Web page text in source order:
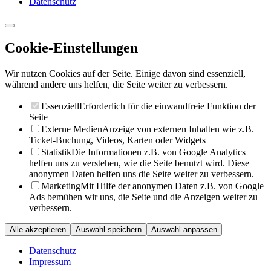
Cookie-Einstellungen
Wir nutzen Cookies auf der Seite. Einige davon sind essenziell,
während andere uns helfen, die Seite weiter zu verbessern.
EssenziellErforderlich für die einwandfreie Funktion der
Seite
Externe MedienAnzeige von externen Inhalten wie z.B.
Ticket-Buchung, Videos, Karten oder Widgets
StatistikDie Informationen z.B. von Google Analytics
helfen uns zu verstehen, wie die Seite benutzt wird. Diese
anonymen Daten helfen uns die Seite weiter zu verbessern.
MarketingMit Hilfe der anonymen Daten z.B. von Google
Ads bemühen wir uns, die Seite und die Anzeigen weiter zu
verbessern.
Alle akzeptieren Auswahl speichern Auswahl anpassen
Datenschutz
Impressum